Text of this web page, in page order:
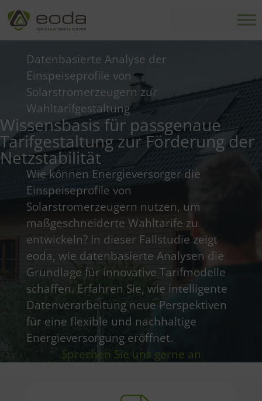
Zum
Inhalt
springen
Datenbasierte Analyse der
Einspeiseprofile von
Solarstromerzeugern zur
Wahltarifgestaltung
Wissensbasis für passgenaue
Tarifgestaltung zur Förderung der
Netzstabilität
Wie können Energieversorger die
Einspeiseprofile von
Solarstromerzeugern nutzen, um
maßgeschneiderte Wahltarife zu
entwickeln? In dieser Fallstudie zeigt
eoda, wie datenbasierte Analysen die
Grundlage für innovative Tarifmodelle
schaffen. Erfahren Sie, wie intelligente
Datenverarbeitung neue Perspektiven
für eine flexible und nachhaltige
Energieversorgung eröffnet.
Sprechen Sie uns gerne an